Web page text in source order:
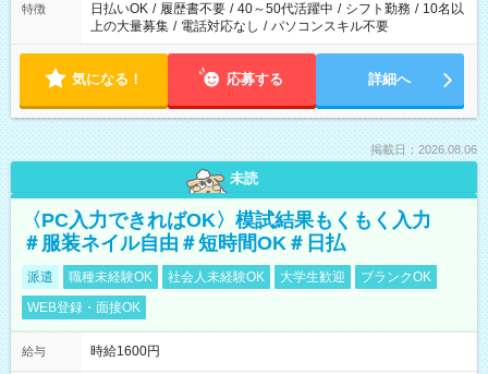
特徴 日払いOK / 履歴書不要 / 40～50代活躍中 / シフト勤務 / 10名以
上の大量募集 / 電話対応なし / パソコンスキル不要
気になる！ 応募する 詳細へ
掲載日：2026.08.06
未読
〈PC入力できればOK〉模試結果もくもく入力
＃服装ネイル自由＃短時間OK＃日払
派遣 職種未経験OK 社会人未経験OK 大学生歓迎
ブランクOK
WEB登録・面接OK
給与 時給1600円